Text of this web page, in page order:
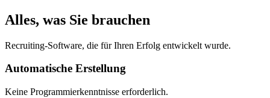
Alles, was Sie brauchen
Recruiting-Software, die für Ihren Erfolg entwickelt wurde.
Automatische Erstellung
Keine Programmierkenntnisse erforderlich.